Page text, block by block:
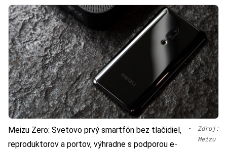
Meizu Zero: Svetovo prvý smartfón bez tlačidiel,
reproduktorov a portov, výhradne s podporou e-
•
Zdroj:
Meizu